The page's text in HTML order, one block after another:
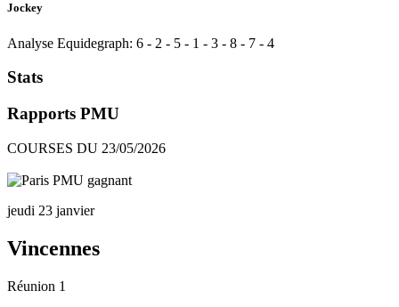
Jockey
Analyse Equidegraph: 6 - 2 - 5 - 1 - 3 - 8 - 7 - 4
Stats
Rapports PMU
COURSES DU 23/05/2026
jeudi 23 janvier
Vincennes
Réunion 1